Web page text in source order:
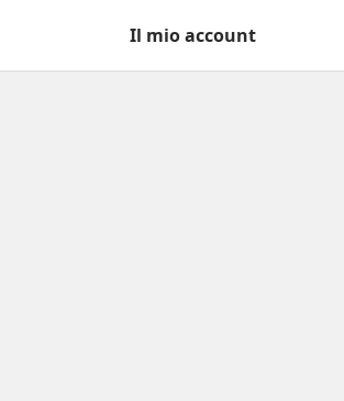
Il mio account